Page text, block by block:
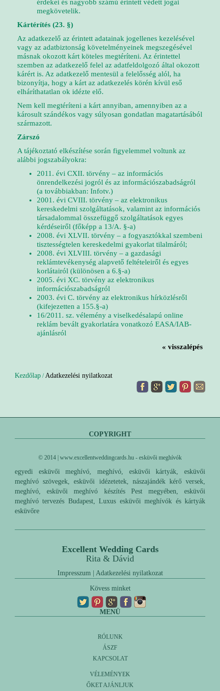
érdekei és nagyobb számú érintett védett jogai
megkövetelik.
Kártérítés (23. §)
Az adatkezelő az érintett adatainak jogellenes kezelésével
vagy az adatbiztonság követelményeinek megszegésével
másnak okozott kárt köteles megtéríteni. Az érintettel
szemben az adatkezelő felel az adatfeldolgozó által okozott
kárért is. Az adatkezelő mentesül a felelősség alól, ha
bizonyítja, hogy a kárt az adatkezelés körén kívül eső
elháríthatatlan ok idézte elő.
Nem kell megtéríteni a kárt annyiban, amennyiben az a
károsult szándékos vagy súlyosan gondatlan magatartásából
származott.
Zárszó
A tájékoztató elkészítése során figyelemmel voltunk az
alábbi jogszabályokra:
2011. évi CXII. törvény – az információs
önrendelkezési jogról és az információszabadságról
(a továbbiakban: Infotv.)
2001. évi CVIII. törvény – az elektronikus
kereskedelmi szolgáltatások, valamint az információs
társadalommal összefüggő szolgáltatások egyes
kérdéseiről (főképp a 13/A. §-a)
2008. évi XLVII. törvény – a fogyasztókkal szembeni
tisztességtelen kereskedelmi gyakorlat tilalmáról;
2008. évi XLVIII. törvény – a gazdasági
reklámtevékenység alapvető feltételeiről és egyes
korlátairól (különösen a 6.§-a)
2005. évi XC. törvény az elektronikus
információszabadságról
2003. évi C. törvény az elektronikus hírközlésről
(kifejezetten a 155.§-a)
16/2011. sz. vélemény a viselkedésalapú online
reklám bevált gyakorlatára vonatkozó EASA/IAB-
ajánlásról
« visszalépés
Kezdőlap /Adatkezelési nyilatkozat
COPYRIGHT
© 2014 | www.excellentweddingcards.hu - esküvői meghívók
egyedi esküvői meghívó, meghívó, esküvői kártyák, esküvői
meghívó szövegek, esküvői idézetetek, nászajándék kérő versek,
meghívó, esküvői meghívó készítés Pest megyében, esküvői
meghívó tervezés Budapest, Luxus esküvői meghívók és kártyák
esküvőre
Excellent Wedding Cards
Rita & Dávid
Impresszum| Adatkezelési nyilatkozat
Kövess minket
MENÜ
RÓLUNK
ÁSZF
KAPCSOLAT
VÉLEMÉNYEK
ŐKET AJÁNLJUK